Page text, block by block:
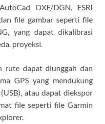
DXF/DGN, ESRI
file gambar seperti file
yang dapat dikalibrasi
proyeksi.
rute dapat diunggah dan
GPS yang mendukung
atau dapat diekspor
file seperti file Garmin